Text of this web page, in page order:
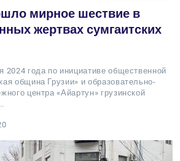
мирное шествие в
жертвах сумгаитских
2024 года по инициативе общественной
община Грузии» и образовательно-
центра «Айартун» грузинской